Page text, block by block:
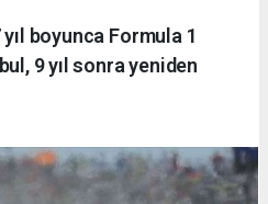
boyunca Formula 1
9 yıl sonra yeniden